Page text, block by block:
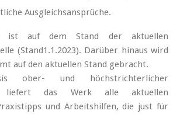
Ausgleichsansprüche.
ist auf dem Stand der aktuellen
(Stand1.1.2023). Darüber hinaus wird
auf den aktuellen Stand gebracht.
ober- und höchstrichterlicher
liefert das Werk alle aktuellen
und Arbeitshilfen, die just für